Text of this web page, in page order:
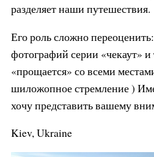
разделяет наши путешествия.
Его роль сложно
фотографий серии «чекаут»
«прощается» со всеми
шиложопное стремление )
хочу представить вашему
Kiev, Ukraine